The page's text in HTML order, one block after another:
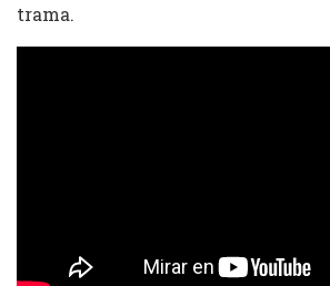
trama.